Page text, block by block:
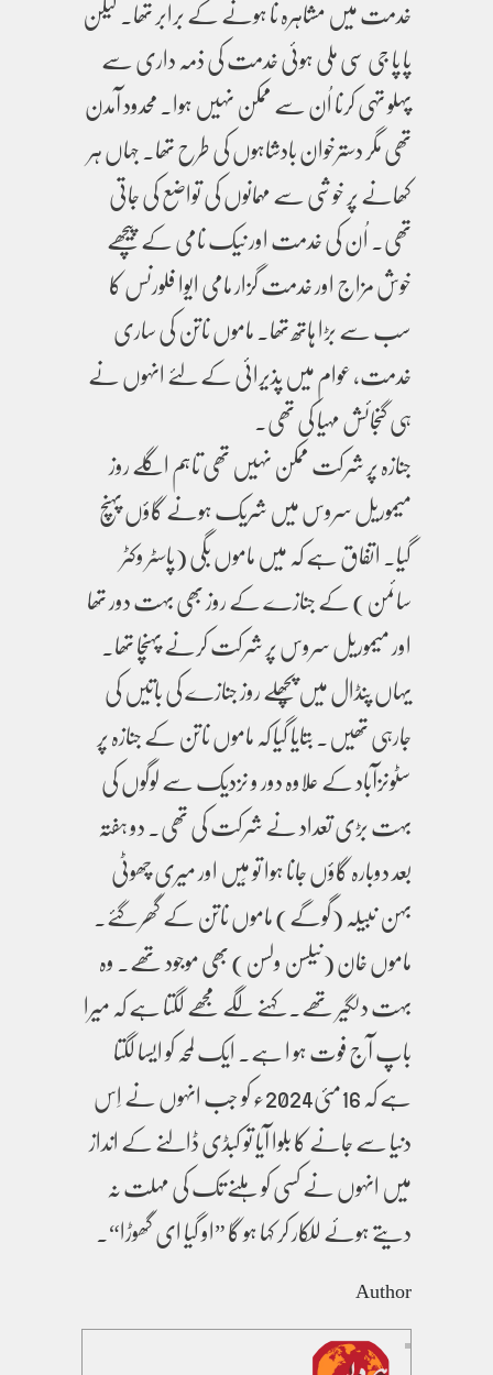
خدمت میں مشاہرہ نا ہونے کے برابر تھا۔ لیکن
پا پا جی سی ملی ہوئی خدمت کی ذمہ داری سے
پہلو تہی کرنا اُن سے ممکن نہیں ہوا۔ محدود آمدن
تھی مگر دسترخوان بادشاہوں کی طرح تھا۔ جہاں ہر
کھانے پر خوشی سے مہمانوں کی تواضع کی جاتی
تھی۔ اُن کی خدمت اور نیک نامی کے پیچھے
خوش مزاج اور خدمت گزار مامی ایوا فلورنس کا
سب سے بڑا ہاتھ تھا۔ ماموں ناتن کی ساری
خدمت، عوام میں پذیرائی کے لئے انہوں نے
ہی گنجائش مہیا کی تھی۔
جنازہ پر شرکت ممکن نہیں تھی تاہم اگلے روز
میموریل سروس میں شریک ہونے گاؤں پہنچ
گیا۔ اتفاق ہے کہ میں ماموں بگی (پاسٹر وکٹر
سائمن) کے جنازے کے روز بھی بہت دور تھا
اور میموریل سروس پر شرکت کرنے پہنچا تھا۔
یہاں پنڈال میں پچھلے روز جنازے کی باتیں کی
جارہی تھیں۔ بتایا گیا کہ ماموں ناتن کے جنازہ پر
سٹونزآباد کے علاوہ دور و نزدیک سے لوگوں کی
بہت بڑی تعداد نے شرکت کی تھی۔ دو ہفتہ
بعد دوبارہ گاؤں جانا ہوا تو مَیں اور میری چھوٹی
بہن نبیلہ (گوگے) ماموں ناتن کے گھر گئے۔
ماموں خان (نیلسن ولسن) بھی موجود تھے۔ وہ
بہت دلگیر تھے۔ کہنے لگے مجھے لگتا ہے کہ میرا
باپ آج فوت ہو ا ہے۔ ایک لمحہ کو ایسا لگتا
ہے کہ 16مئی2024ء کو جب انہوں نے اِس
دنیا سے جانے کا بلوا آیا تو کبڈی ڈالنے کے انداز
میں انہوں نے کسی کو ہلنے تک کی مہلت نہ
دیتے ہوئے للکار کر کہا ہو گا ”او گیا ای گھوڑا“۔
Author